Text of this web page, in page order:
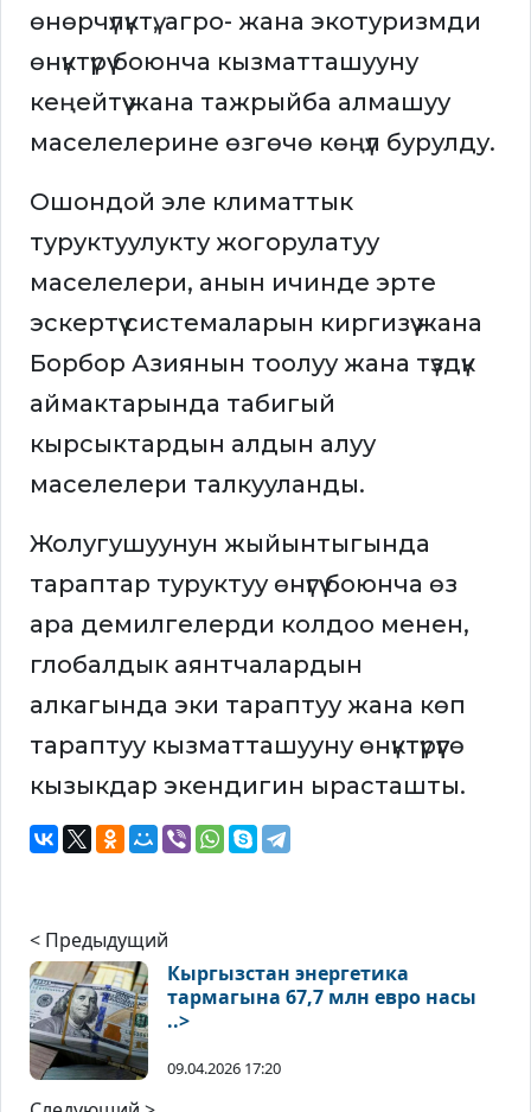
өнөрчүлүктү, агро- жана экотуризмди
өнүктүрүү боюнча кызматташууну
кеңейтүү жана тажрыйба алмашуу
маселелерине өзгөчө көңүл бурулду.
Ошондой эле климаттык
туруктуулукту жогорулатуу
маселелери, анын ичинде эрте
эскертүү системаларын киргизүү жана
Борбор Азиянын тоолуу жана түздүк
аймактарында табигый
кырсыктардын алдын алуу
маселелери талкууланды.
Жолугушуунун жыйынтыгында
тараптар туруктуу өнүгүү боюнча өз
ара демилгелерди колдоо менен,
глобалдык аянтчалардын
алкагында эки тараптуу жана көп
тараптуу кызматташууну өнүктүрүүгө
кызыкдар экендигин ырасташты.
< Предыдущий
Кыргызстан энергетика
тармагына 67,7 млн евро насы
..>
09.04.2026 17:20